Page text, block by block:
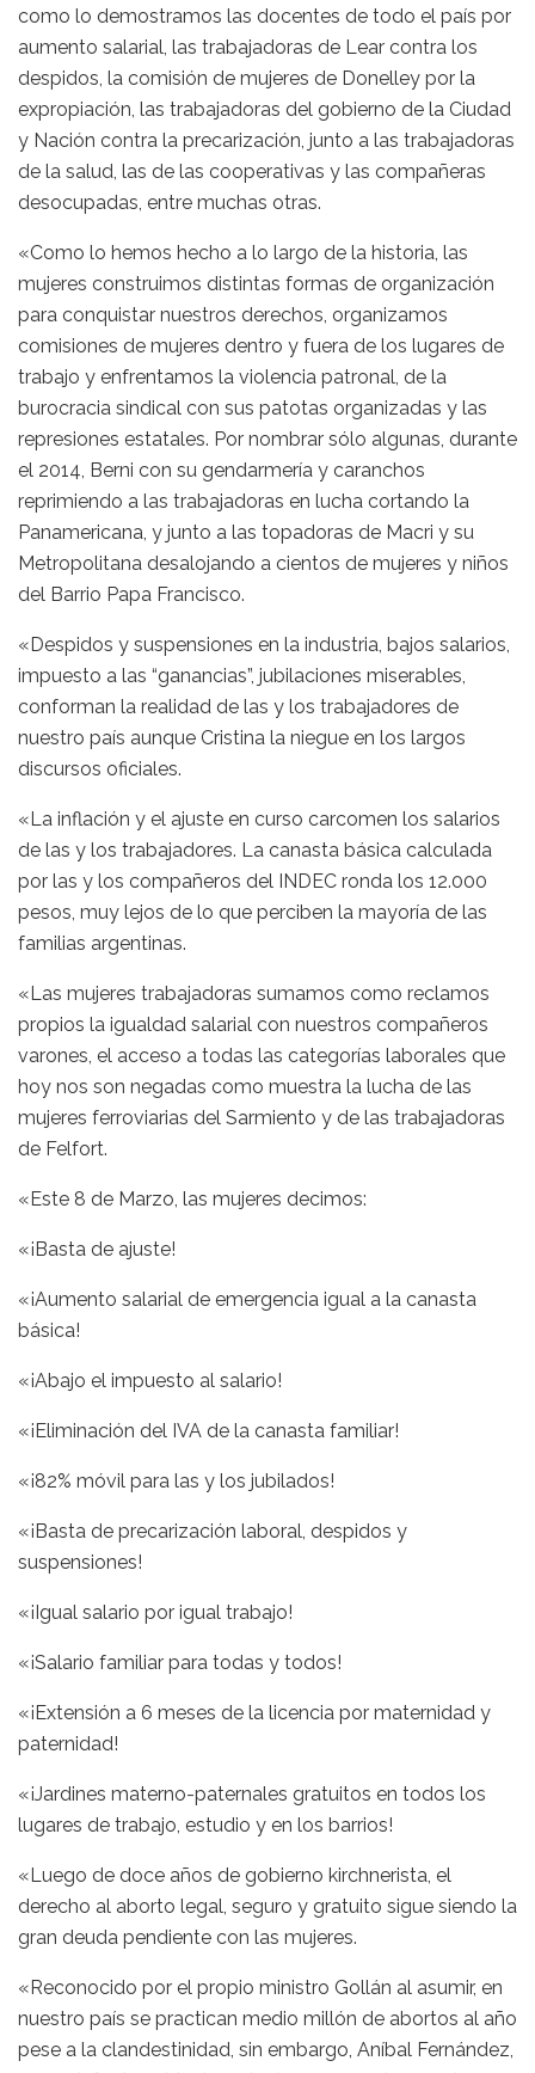
como lo demostramos las docentes de todo el país por
aumento salarial, las trabajadoras de Lear contra los
despidos, la comisión de mujeres de Donelley por la
expropiación, las trabajadoras del gobierno de la Ciudad
y Nación contra la precarización, junto a las trabajadoras
de la salud, las de las cooperativas y las compañeras
desocupadas, entre muchas otras.
«Como lo hemos hecho a lo largo de la historia, las
mujeres construimos distintas formas de organización
para conquistar nuestros derechos, organizamos
comisiones de mujeres dentro y fuera de los lugares de
trabajo y enfrentamos la violencia patronal, de la
burocracia sindical con sus patotas organizadas y las
represiones estatales. Por nombrar sólo algunas, durante
el 2014, Berni con su gendarmería y caranchos
reprimiendo a las trabajadoras en lucha cortando la
Panamericana, y junto a las topadoras de Macri y su
Metropolitana desalojando a cientos de mujeres y niños
del Barrio Papa Francisco.
«Despidos y suspensiones en la industria, bajos salarios,
impuesto a las “ganancias”, jubilaciones miserables,
conforman la realidad de las y los trabajadores de
nuestro país aunque Cristina la niegue en los largos
discursos oficiales.
«La inflación y el ajuste en curso carcomen los salarios
de las y los trabajadores. La canasta básica calculada
por las y los compañeros del INDEC ronda los 12.000
pesos, muy lejos de lo que perciben la mayoría de las
familias argentinas.
«Las mujeres trabajadoras sumamos como reclamos
propios la igualdad salarial con nuestros compañeros
varones, el acceso a todas las categorías laborales que
hoy nos son negadas como muestra la lucha de las
mujeres ferroviarias del Sarmiento y de las trabajadoras
de Felfort.
«Este 8 de Marzo, las mujeres decimos:
«¡Basta de ajuste!
«¡Aumento salarial de emergencia igual a la canasta
básica!
«¡Abajo el impuesto al salario!
«¡Eliminación del IVA de la canasta familiar!
«¡82% móvil para las y los jubilados!
«¡Basta de precarización laboral, despidos y
suspensiones!
«¡Igual salario por igual trabajo!
«¡Salario familiar para todas y todos!
«¡Extensión a 6 meses de la licencia por maternidad y
paternidad!
«¡Jardines materno-paternales gratuitos en todos los
lugares de trabajo, estudio y en los barrios!
«Luego de doce años de gobierno kirchnerista, el
derecho al aborto legal, seguro y gratuito sigue siendo la
gran deuda pendiente con las mujeres.
«Reconocido por el propio ministro Gollán al asumir, en
nuestro país se practican medio millón de abortos al año
pese a la clandestinidad, sin embargo, Aníbal Fernández,